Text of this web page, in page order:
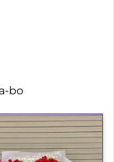
bo